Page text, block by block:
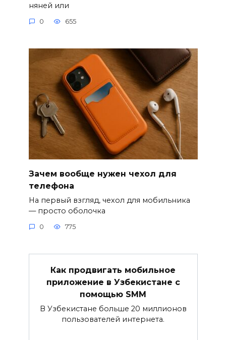
няней или
0 655
Зачем вообще нужен чехол для
телефона
На первый взгляд, чехол для мобильника
— просто оболочка
0 775
Как продвигать мобильное
приложение в Узбекистане с
помощью SMM
В Узбекистане больше 20 миллионов
пользователей интернета.